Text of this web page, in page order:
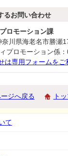
るお問い合わせ
ロモーション課
川県海老名市勝瀬
プロモーション係
は専用フォームをご
ジへ戻る ト
て